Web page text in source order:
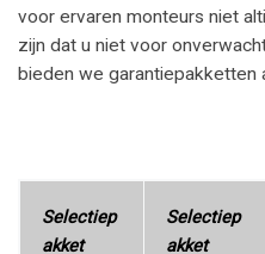
voor ervaren monteurs niet
zijn dat u niet voor
bieden we garantiepakketten
Selectiep
akket
Selectiep
akket